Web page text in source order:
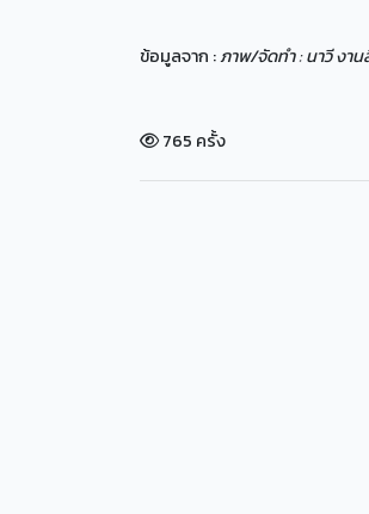
ข้อมูลจาก :ภาพ/จัดทำ : นาวี งา
765 ครั้ง